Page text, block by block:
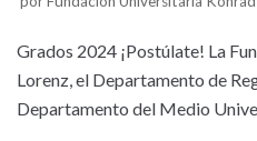
Grados 2024 ¡Postúlate! La
Lorenz, el Departamento de
Departamento del Medio